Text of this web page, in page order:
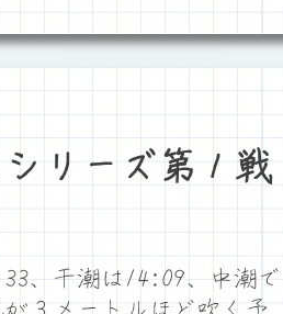
リーズ第１戦
、干潮は14:09、中潮で
３メートルほど吹く予